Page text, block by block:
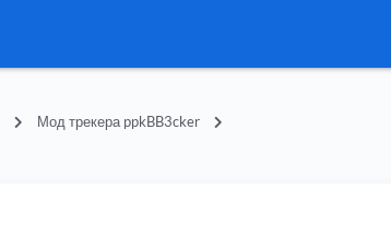
Мод трекера ppkBB3cker